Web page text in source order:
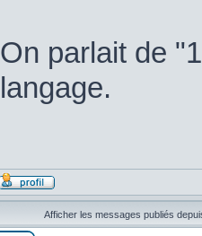
On parlait de
langage.
Afficher les messages publiés